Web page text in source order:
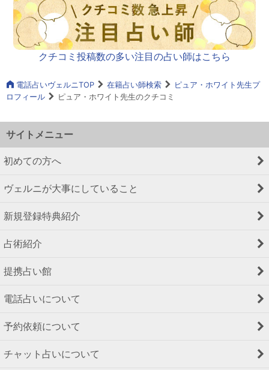
クチコミ投稿数の多い注目の占い師はこちら
電話占いヴェルニTOP 在籍占い師検索
ピュア・ホワイト先生プ
ロフィール
ピュア・ホワイト先生のクチコミ
サイトメニュー
初めての方へ
ヴェルニが大事にしていること
新規登録特典紹介
占術紹介
提携占い館
電話占いについて
予約依頼について
チャット占いについて